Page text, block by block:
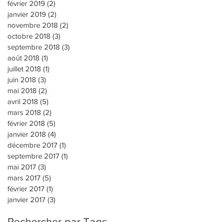
février 2019 (2)
janvier 2019 (2)
novembre 2018 (2)
octobre 2018 (3)
septembre 2018 (3)
août 2018 (1)
juillet 2018 (1)
juin 2018 (3)
mai 2018 (2)
avril 2018 (5)
mars 2018 (2)
février 2018 (5)
janvier 2018 (4)
décembre 2017 (1)
septembre 2017 (1)
mai 2017 (3)
mars 2017 (5)
février 2017 (1)
janvier 2017 (3)